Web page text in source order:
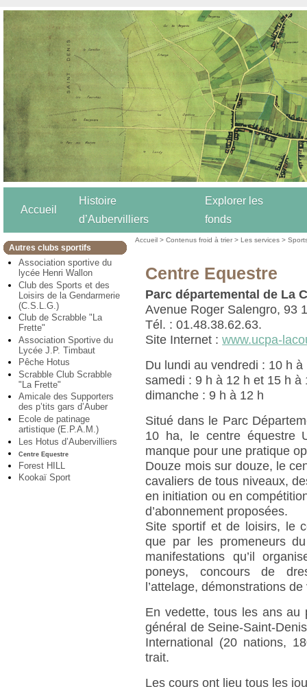
Accueil
Histoire
d’Aubervilliers
Explorer les
fonds
Autres clubs sportifs
Association sportive du
lycée Henri Wallon
Club des Sports et des
Loisirs de la Gendarmerie
(C.S.L.G.)
Club de Scrabble "La
Frette"
Association Sportive du
Lycée J.P. Timbaut
Pêche Hotus
Scrabble Club Scrabble
"La Frette"
Amicale des Supporters
des p’tits gars d’Auber
Ecole de patinage
artistique (E.P.A.M.)
Les Hotus d’Aubervilliers
Centre Equestre
Forest HILL
Kookaï Sport
Accueil >Contenus froid à trier >Les services >
Centre Equestre
Parc départemental de La
Avenue Roger Salengro, 93
Tél. : 01.48.38.62.63.
Site Internet :www.ucpa-
Du lundi au vendredi : 10 h
samedi : 9 h à 12 h et 15 h à
dimanche : 9 h à 12 h
Situé dans le Parc
10 ha, le centre équestre
manque pour une pratique
Douze mois sur douze, le
cavaliers de tous niveaux,
en initiation ou en
d’abonnement proposées.
Site sportif et de loisirs, le
que par les promeneurs
manifestations qu’il
poneys, concours de
l’attelage, démonstrations
En vedette, tous les ans au
général de Seine-Saint-
International (20 nations,
trait.
Les cours ont lieu tous les